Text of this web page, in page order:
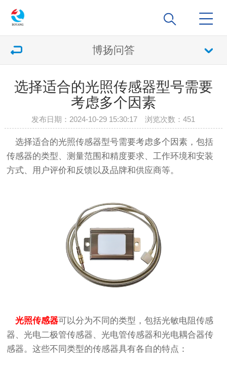
博扬问答
选择适合的光照传感器型号需要
考虑多个因素
发布日期：2024-10-29 15:30:17 浏览次数：451
选择适合的光照传感器型号需要考虑多个因素，包括
传感器的类型、测量范围和精度要求、工作环境和安装
方式、用户评价和反馈以及品牌和供应商等。
光照传感器可以分为不同的类型，包括光敏电阻传感
器、光电二极管传感器、光电管传感器和光电耦合器传
感器。这些不同类型的传感器具有各自的特点：